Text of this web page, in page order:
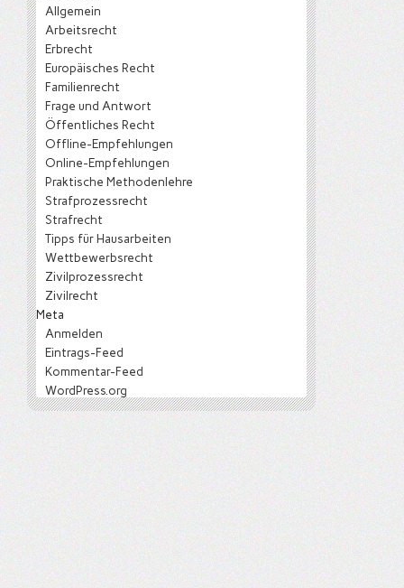
Allgemein
Arbeitsrecht
Erbrecht
Europäisches Recht
Familienrecht
Frage und Antwort
Öffentliches Recht
Offline-Empfehlungen
Online-Empfehlungen
Praktische Methodenlehre
Strafprozessrecht
Strafrecht
Tipps für Hausarbeiten
Wettbewerbsrecht
Zivilprozessrecht
Zivilrecht
Meta
Anmelden
Eintrags-Feed
Kommentar-Feed
WordPress.org